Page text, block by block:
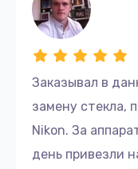
Заказывал в
замену стекла,
Nikon. За
день привезли